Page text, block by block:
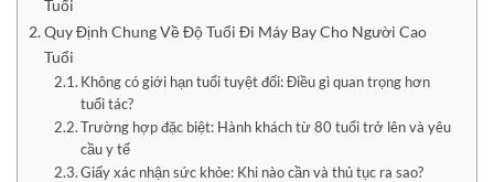
Tuổi
Quy Định Chung Về Độ Tuổi Đi Máy Bay Cho Người Cao
Tuổi
Không có giới hạn tuổi tuyệt đối: Điều gì quan trọng hơn
tuổi tác?
Trường hợp đặc biệt: Hành khách từ 80 tuổi trở lên và yêu
cầu y tế
Giấy xác nhận sức khỏe: Khi nào cần và thủ tục ra sao?